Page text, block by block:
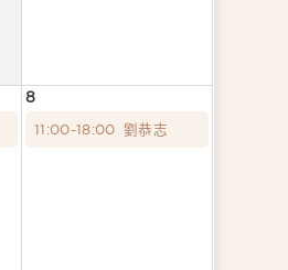
8
11:00-18:00 劉恭志